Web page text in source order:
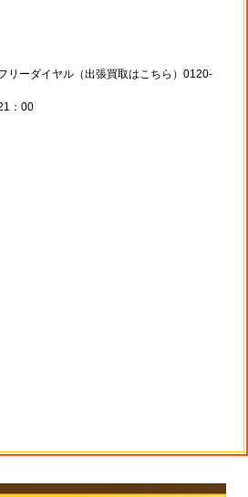
ーダイヤル（出張買取はこちら）0120-
：00